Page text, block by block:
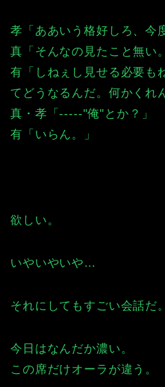
孝「ああいう格好しろ、今
真「そんなの見たこと無い
有「しねぇし見せる必要も
てどうなるんだ。何かくれ
真・孝「-----"俺"とか？」
有「いらん。」
欲しい。
いやいやいや…
それにしてもすごい会話だ。
今日はなんだか濃い。
この席だけオーラが違う。